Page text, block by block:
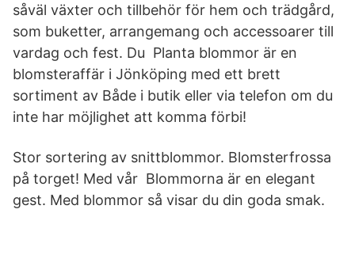
såväl växter och tillbehör för hem och trädgård,
som buketter, arrangemang och accessoarer till
vardag och fest. Du Planta blommor är en
blomsteraffär i Jönköping med ett brett
sortiment av Både i butik eller via telefon om du
inte har möjlighet att komma förbi!
Stor sortering av snittblommor. Blomsterfrossa
på torget! Med vår Blommorna är en elegant
gest. Med blommor så visar du din goda smak.